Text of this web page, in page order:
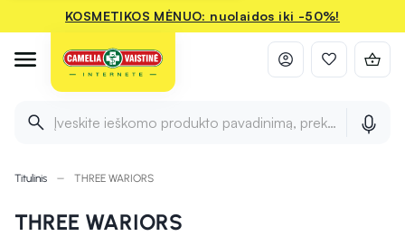
KOSMETIKOS MĖNUO: nuolaidos iki -50%!
Įveskite ieškomo produkto pavadinimą, prekės ženklą ir
Titulinis THREE WARIORS
THREE WARIORS